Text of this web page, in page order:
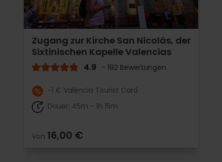
Zugang zur Kirche San Nicolás, der
Sixtinischen Kapelle Valencias
4.9 - 192 Bewertungen
-1 € València Tourist Card
Dauer: 45m - 1h 15m
Von 16,00 €